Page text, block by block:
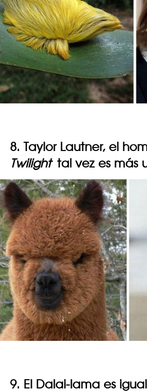
8. Taylor Lautner, el
Twilight tal vez es más
9. El Dalai-lama es